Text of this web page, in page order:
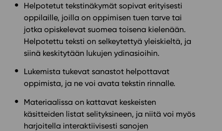
Helpotetut tekstinäkymät sopivat erityisesti
oppilaille, joilla on oppimisen tuen tarve tai
jotka opiskelevat suomea toisena kielenään.
Helpotettu teksti on selkeytettyä yleiskieltä, ja
siinä keskitytään lukujen ydinasioihin.
Lukemista tukevat sanastot helpottavat
oppimista, ja ne voi avata tekstin rinnalle.
Materiaalissa on kattavat keskeisten
käsitteiden listat selityksineen, ja niitä voi myös
harjoitella interaktiivisesti sanojen